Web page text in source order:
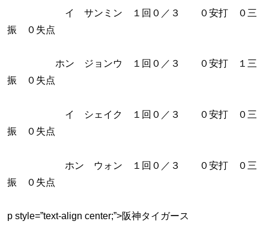
イ サンミン １回０／３ ０安打 ０三
振 ０失点
ホン ジョンウ １回０／３ ０安打 １三
振 ０失点
イ シェイク １回０／３ ０安打 ０三
振 ０失点
ホン ウォン １回０／３ ０安打 ０三
振 ０失点
p style=”text-align center;”>阪神タイガース